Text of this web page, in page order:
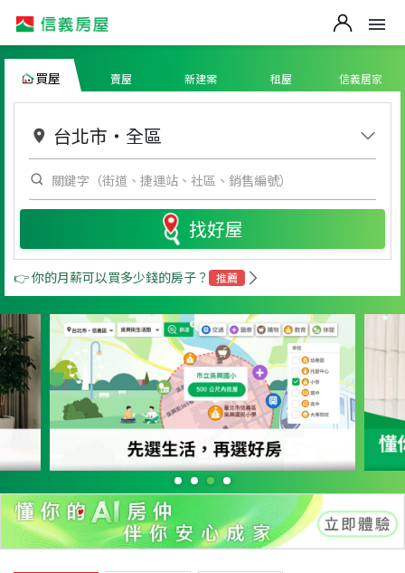
買屋 賣屋 新建案 租屋 信義居家
台北市 ・ 全區
找好屋
👉 你的月薪可以買多少錢的房子？ 推薦